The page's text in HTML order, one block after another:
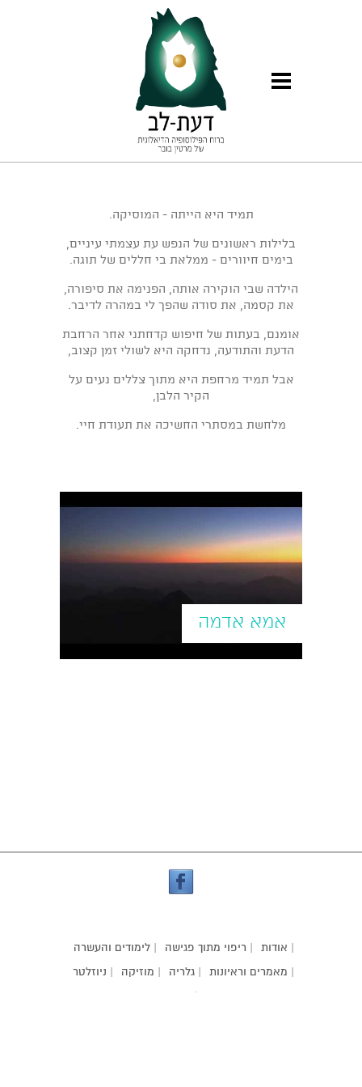
תמיד היא הייתה - המוסיקה.
בלילות ראשונים של הנפש עת עצמתי עיניים,
בימים חיוורים - ממלאת בי חללים של תוגה.
הילדה שבי הוקירה אותה, הפנימה את סיפורה,
את קסמה, את סודה שהפך לי במהרה לדיבר.
אומנם, בעתות של חיפוש קדחתני אחר הרחבת
הדעת והתודעה, נדחקה היא לשולי זמן קצוב,
אבל תמיד מרחפת היא מתוך צללים נעים על
הקיר הלבן,
מלחשת במסתרי החשיכה את תעודת חיי.
אמא אדמה
| אודות | ריפוי מתוך פגישה
| לימודים והעשרה
| מאמרים וראיונות
| גלריה | מוזיקה
| ניוזלטר
| קשר